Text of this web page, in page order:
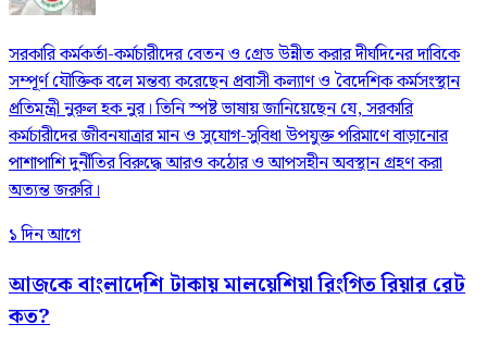
সরকারি কর্মকর্তা-কর্মচারীদের বেতন ও গ্রেড উন্নীত করার দীর্ঘদিনের দাবিকে
সম্পূর্ণ যৌক্তিক বলে মন্তব্য করেছেন প্রবাসী কল্যাণ ও বৈদেশিক কর্মসংস্থান
প্রতিমন্ত্রী নুরুল হক নুর। তিনি স্পষ্ট ভাষায় জানিয়েছেন যে, সরকারি
কর্মচারীদের জীবনযাত্রার মান ও সুযোগ-সুবিধা উপযুক্ত পরিমাণে বাড়ানোর
পাশাপাশি দুর্নীতির বিরুদ্ধে আরও কঠোর ও আপসহীন অবস্থান গ্রহণ করা
অত্যন্ত জরুরি।
১ দিন আগে
আজকে বাংলাদেশি টাকায় মালয়েশিয়া রিংগিত রিয়ার রেট
কত?